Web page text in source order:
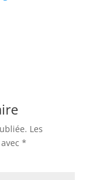
Les
*